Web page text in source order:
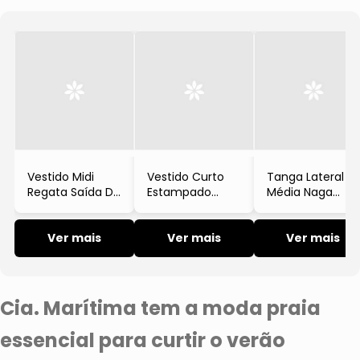
Vestido Midi
Regata Saída De
Marítima
Ver mais
Vestido Curto
Estampado
Manga Curta
LilásVer mais
Tanga Lateral
Média Naga
Verde
Ver mais
Cia. Marítima tem a moda praia
essencial para curtir o verão